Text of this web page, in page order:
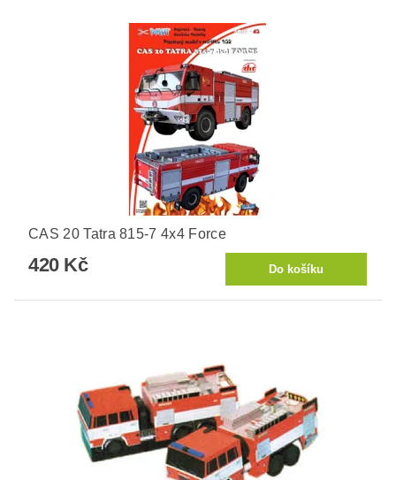
CAS 20 Tatra 815-7 4x4 Force
420 Kč